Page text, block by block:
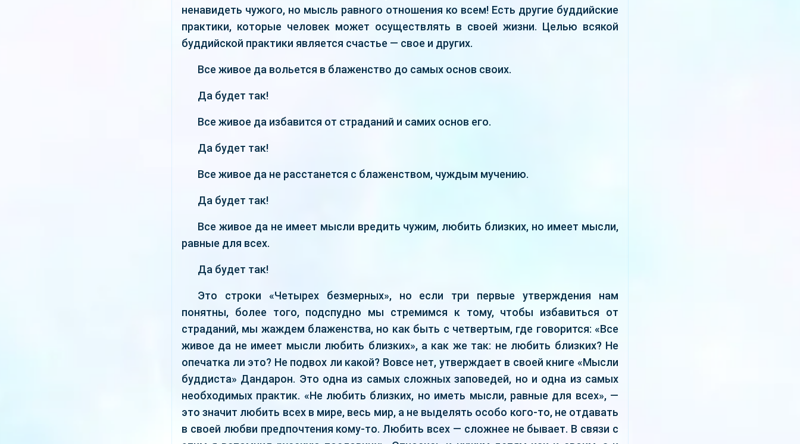
ненавидеть чужого, но мысль равного отношения ко всем! Есть другие буддийские
практики, которые человек может осуществлять в своей жизни. Целью всякой
буддийской практики является счастье — свое и других.
Все живое да вольется в блаженство до самых основ своих.
Да будет так!
Все живое да избавится от страданий и самих основ его.
Да будет так!
Все живое да не расстанется с блаженством, чуждым мучению.
Да будет так!
Все живое да не имеет мысли вредить чужим, любить близких, но имеет мысли,
равные для всех.
Да будет так!
Это строки «Четырех безмерных», но если три первые утверждения нам
понятны, более того, подспудно мы стремимся к тому, чтобы избавиться от
страданий, мы жаждем блаженства, но как быть с четвертым, где говорится: «Все
живое да не имеет мысли любить близких», а как же так: не любить близких? Не
опечатка ли это? Не подвох ли какой? Вовсе нет, утверждает в своей книге «Мысли
буддиста» Дандарон. Это одна из самых сложных заповедей, но и одна из самых
необходимых практик. «Не любить близких, но иметь мысли, равные для всех», —
это значит любить всех в мире, весь мир, а не выделять особо кого-то, не отдавать
в своей любви предпочтения кому-то. Любить всех — сложнее не бывает. В связи с